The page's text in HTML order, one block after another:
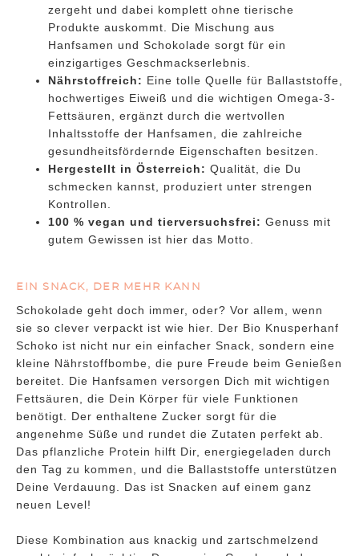
zergeht und dabei komplett ohne tierische
Produkte auskommt. Die Mischung aus
Hanfsamen und Schokolade sorgt für ein
einzigartiges Geschmackserlebnis.
Nährstoffreich: Eine tolle Quelle für Ballaststoffe,
hochwertiges Eiweiß und die wichtigen Omega-3-
Fettsäuren, ergänzt durch die wertvollen
Inhaltsstoffe der Hanfsamen, die zahlreiche
gesundheitsfördernde Eigenschaften besitzen.
Hergestellt in Österreich: Qualität, die Du
schmecken kannst, produziert unter strengen
Kontrollen.
100 % vegan und tierversuchsfrei: Genuss mit
gutem Gewissen ist hier das Motto.
EIN SNACK, DER MEHR KANN
Schokolade geht doch immer, oder? Vor allem, wenn
sie so clever verpackt ist wie hier. Der Bio Knusperhanf
Schoko ist nicht nur ein einfacher Snack, sondern eine
kleine Nährstoffbombe, die pure Freude beim Genießen
bereitet. Die Hanfsamen versorgen Dich mit wichtigen
Fettsäuren, die Dein Körper für viele Funktionen
benötigt. Der enthaltene Zucker sorgt für die
angenehme Süße und rundet die Zutaten perfekt ab.
Das pflanzliche Protein hilft Dir, energiegeladen durch
den Tag zu kommen, und die Ballaststoffe unterstützen
Deine Verdauung. Das ist Snacken auf einem ganz
neuen Level!
Diese Kombination aus knackig und zartschmelzend